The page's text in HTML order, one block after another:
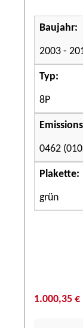
Baujahr:
2003 -
Typ:
8P
0462
Plakette:
grün
1.000,35 €